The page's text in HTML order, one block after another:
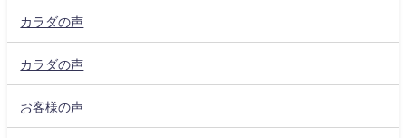
カラダの声
カラダの声
お客様の声